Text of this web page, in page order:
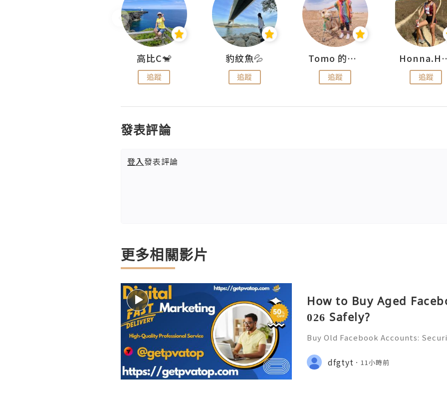
高比C🐒
追蹤
豹紋魚💦
追蹤
Tomo 的快樂宇宙
追蹤 追蹤
發表評論
登入發表評論
更多相關影片
How to Buy Aged
026 Safely?
Buy Old Facebook Accounts:
📞📩 We’re always ready to help
🌐✨ We are available online 24/7 💼
dfgtyt 11小時前